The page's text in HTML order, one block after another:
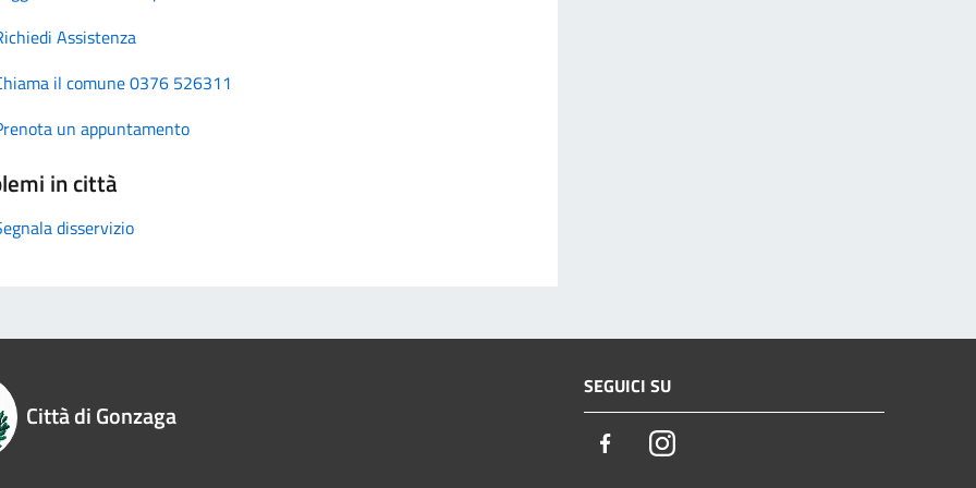
Assistenza
il comune 0376 526311
un appuntamento
in città
disservizio
Città di Gonzaga
SEGUICI SU
FacebookInstagram